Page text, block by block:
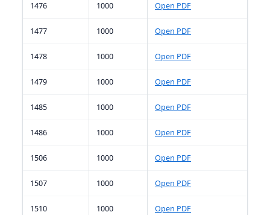
1476 1000 Open PDF
1477 1000 Open PDF
1478 1000 Open PDF
1479 1000 Open PDF
1485 1000 Open PDF
1486 1000 Open PDF
1506 1000 Open PDF
1507 1000 Open PDF
1510 1000 Open PDF